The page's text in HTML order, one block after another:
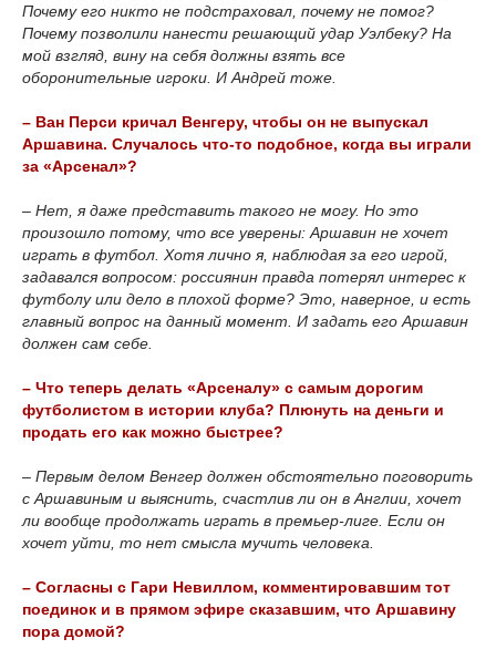
Почему его никто не подстраховал, почему не помог?
Почему позволили нанести решающий удар Уэлбеку? На
мой взгляд, вину на себя должны взять все
оборонительные игроки. И Андрей тоже.
– Ван Перси кричал Венгеру, чтобы он не выпускал
Аршавина. Случалось что-то подобное, когда вы играли
за «Арсенал»?
– Нет, я даже представить такого не могу. Но это
произошло потому, что все уверены: Аршавин не хочет
играть в футбол. Хотя лично я, наблюдая за его игрой,
задавался вопросом: россиянин правда потерял интерес к
футболу или дело в плохой форме? Это, наверное, и есть
главный вопрос на данный момент. И задать его Аршавин
должен сам себе.
– Что теперь делать «Арсеналу» с самым дорогим
футболистом в истории клуба? Плюнуть на деньги и
продать его как можно быстрее?
– Первым делом Венгер должен обстоятельно поговорить
с Аршавиным и выяснить, счастлив ли он в Англии, хочет
ли вообще продолжать играть в премьер-лиге. Если он
хочет уйти, то нет смысла мучить человека.
– Согласны с Гари Невиллом, комментировавшим тот
поединок и в прямом эфире сказавшим, что Аршавину
пора домой?